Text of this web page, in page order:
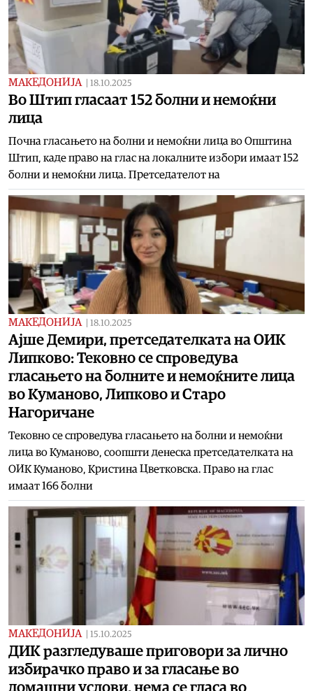
МАКЕДОНИЈА 18.10.2025
Во Штип гласаат 152 болни и немоќни
лица
Почна гласањето на болни и немоќни лица во Општина
Штип, каде право на глас на локалните избори имаат 152
болни и немоќни лица. Претседателот на
МАКЕДОНИЈА 18.10.2025
Ајше Демири, претседателката на ОИК
Липково: Тековно се спроведува
гласањето на болните и немоќните лица
во Куманово, Липково и Старо
Нагоричане
Тековно се спроведува гласањето на болни и немоќни
лица во Куманово, соопшти денеска претседателката на
ОИК Куманово, Кристина Цветковска. Право на глас
имаат 166 болни
МАКЕДОНИЈА 15.10.2025
ДИК разгледуваше приговори за лично
избирачко право и за гласање во
домашни услови, нема се гласа во